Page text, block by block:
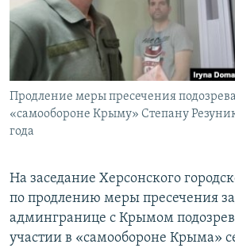
КРЫМ.НЕПОКОРЕННЫЙ
ELIFBE
УКРАИНСКАЯ ПРОБЛЕМА КРЫМА
Все сайты RFE/RL
Продление меры пресечения
«самообороне Крыму» Степану
года
На заседание Херсонского
по продлению меры пресечения
админгранице с Крымом
участии в «самообороне Крыма»